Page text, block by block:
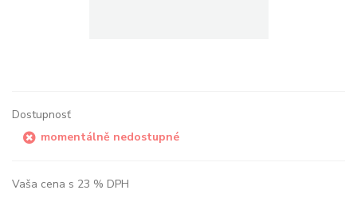
Dostupnosť
momentálně nedostupné
Vaša cena s 23 % DPH